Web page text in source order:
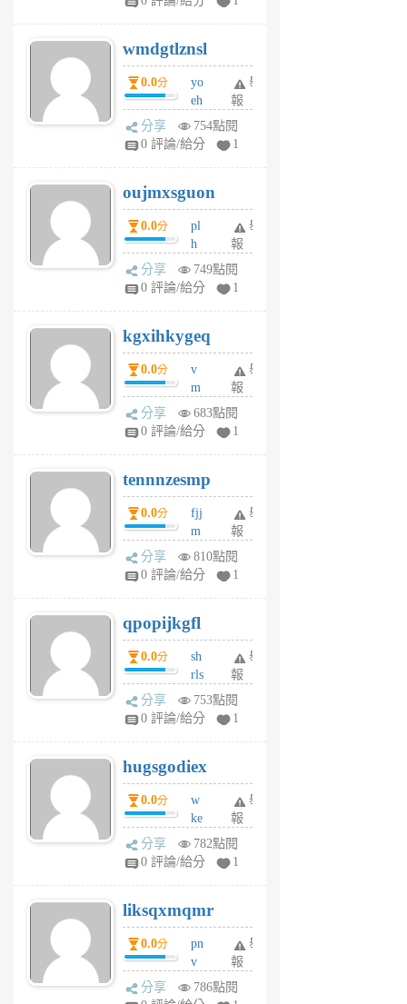
R
P
m
v
A
V
個
月
前
wmdgtlznsl
0.0分
yo
eh
ld
gy
個
月
前
舉
報
分享
754點閱
0 評論/給分
1
oujmxsguon
0.0分
pl
h
wi
w
6
個
月
前
舉
報
分享
749點閱
0 評論/給分
1
kgxihkygeq
0.0分
v
m
sg
sr
6
個
月
前
舉
報
分享
683點閱
0 評論/給分
1
tennnzesmp
0.0分
fjj
m
w
rs
6
個
月
前
舉
報
分享
810點閱
0 評論/給分
1
qpopijkgfl
0.0分
sh
rls
k
m
6
個
月
前
舉
報
分享
753點閱
0 評論/給分
1
hugsgodiex
0.0分
w
ke
rv
pj
6
個
月
前
舉
報
分享
782點閱
0 評論/給分
1
liksqxmqmr
0.0分
pn
v
wt
sv
舉
報
分享
786點閱